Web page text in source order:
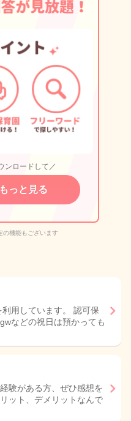
ンロードして／
っと見る
機能もございます
利用しています。 認可保
などの祝日は預かっても
験がある方、ぜひ感想を
ット、デメリットなんで